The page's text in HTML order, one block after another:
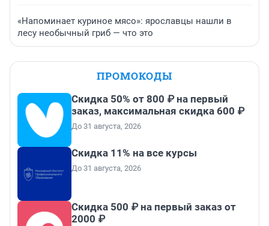
«Напоминает куриное мясо»: ярославцы нашли в
лесу необычный гриб — что это
ПРОМОКОДЫ
Скидка 50% от 800 ₽ на первый
заказ, максимальная скидка 600 ₽
До 31 августа, 2026
Скидка 11% на все курсы
До 31 августа, 2026
Скидка 500 ₽ на первый заказ от
2000 ₽